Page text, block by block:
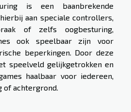
is een baanbrekende
aan speciale controllers,
of zelfs oogbesturing,
ook speelbaar zijn voor
beperkingen. Door deze
speelveld gelijkgetrokken en
haalbaar voor iedereen,
of achtergrond.